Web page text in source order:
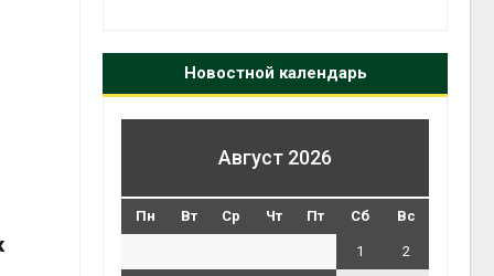
Новостной календарь
Август 2026
Пн Вт Ср Чт Пт Сб Вс
1 2